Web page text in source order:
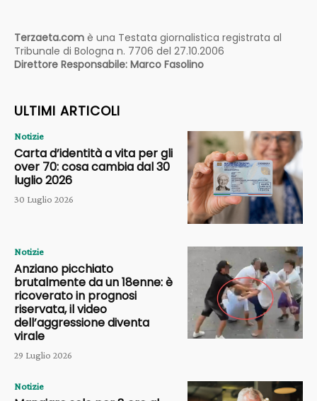
Terzaeta.com è una Testata giornalistica registrata al
Tribunale di Bologna n. 7706 del 27.10.2006
Direttore Responsabile: Marco Fasolino
ULTIMI ARTICOLI
Notizie
Carta d’identità a vita per gli
over 70: cosa cambia dal 30
luglio 2026
30 Luglio 2026
Notizie
Anziano picchiato
brutalmente da un 18enne: è
ricoverato in prognosi
riservata, il video
dell’aggressione diventa
virale
29 Luglio 2026
Notizie